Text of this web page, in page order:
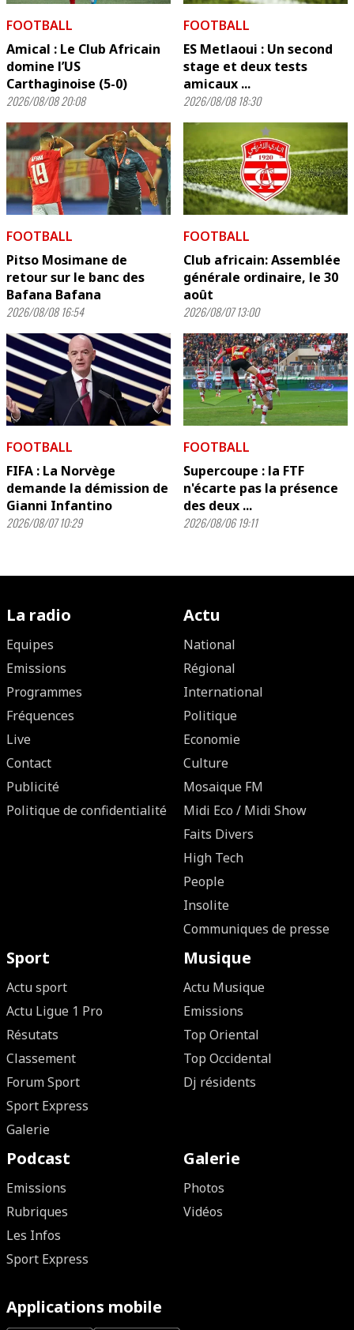
FOOTBALL
Amical : Le Club Africain
domine l’US
Carthaginoise (5-0)
2026/08/08 20:08
FOOTBALL
ES Metlaoui : Un second
stage et deux tests
amicaux ...
2026/08/08 18:30
FOOTBALL
Pitso Mosimane de
retour sur le banc des
Bafana Bafana
2026/08/08 16:54
FOOTBALL
Club africain: Assemblée
générale ordinaire, le 30
août
2026/08/07 13:00
FOOTBALL
FIFA : La Norvège
demande la démission de
Gianni Infantino
2026/08/07 10:29
FOOTBALL
Supercoupe : la FTF
n'écarte pas la présence
des deux ...
2026/08/06 19:11
La radio
Equipes
Emissions
Programmes
Fréquences
Live
Contact
Publicité
Politique de confidentialité
Actu
National
Régional
International
Politique
Economie
Culture
Mosaique FM
Midi Eco / Midi Show
Faits Divers
High Tech
People
Insolite
Communiques de presse
Sport
Actu sport
Actu Ligue 1 Pro
Résutats
Classement
Forum Sport
Sport Express
Galerie
Musique
Actu Musique
Emissions
Top Oriental
Top Occidental
Dj résidents
Podcast
Emissions
Rubriques
Les Infos
Sport Express
Galerie
Photos
Vidéos
Applications mobile